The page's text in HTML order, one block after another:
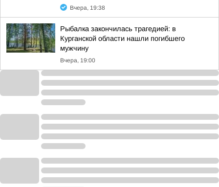
Вчера, 19:38
Рыбалка закончилась трагедией: в
Курганской области нашли погибшего
мужчину
Вчера, 19:00